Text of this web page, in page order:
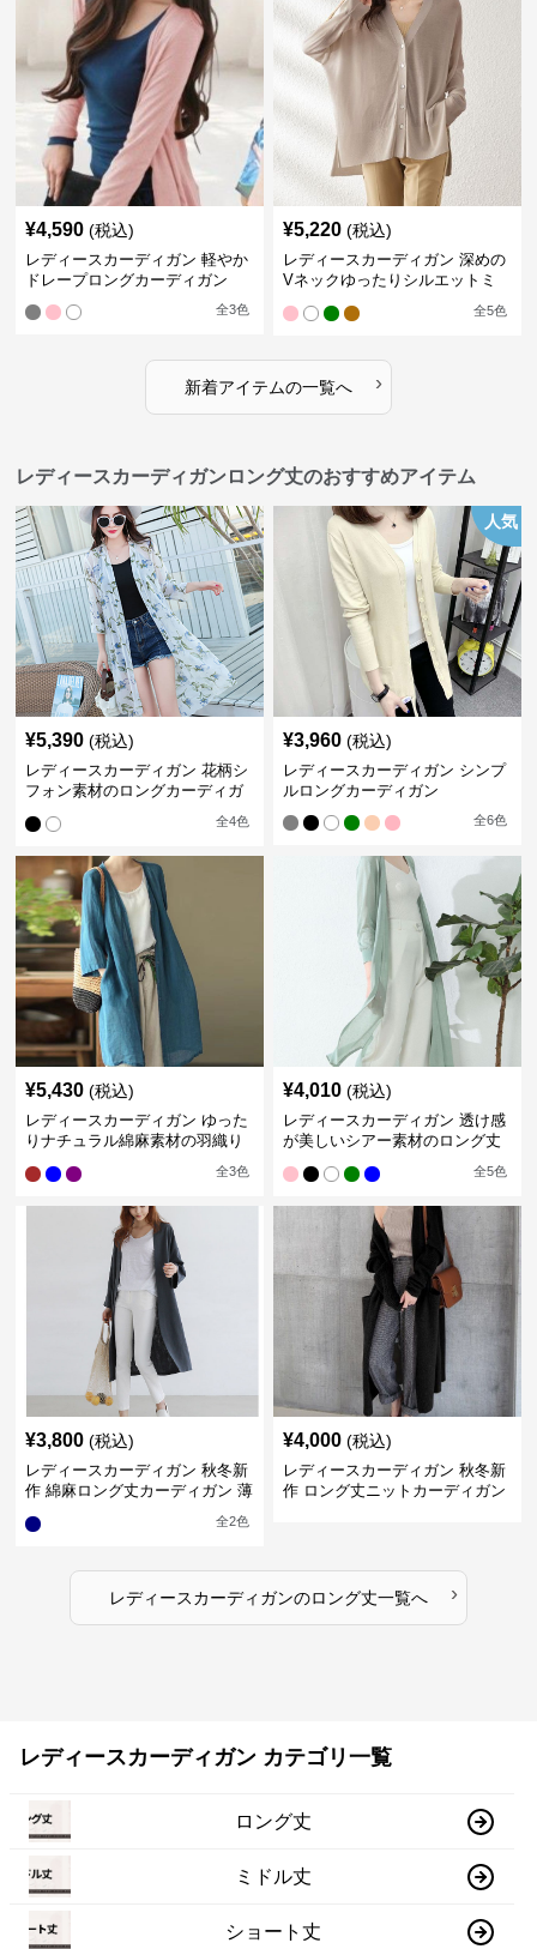
¥4,590 (税込)
レディースカーディガン 軽やか
ドレープロングカーディガン
全3色
¥5,220 (税込)
レディースカーディガン 深めの
Vネックゆったりシルエットミ
全5色
新着アイテムの一覧へ ›
レディースカーディガンロング丈のおすすめアイテム
¥5,390 (税込)
レディースカーディガン 花柄シ
フォン素材のロングカーディガ
全4色
人気
¥3,960 (税込)
レディースカーディガン シンプ
ルロングカーディガン
全6色
¥5,430 (税込)
レディースカーディガン ゆった
りナチュラル綿麻素材の羽織り
全3色
¥4,010 (税込)
レディースカーディガン 透け感
が美しいシアー素材のロング丈
全5色
¥3,800 (税込)
レディースカーディガン 秋冬新
作 綿麻ロング丈カーディガン 薄
全2色
¥4,000 (税込)
レディースカーディガン 秋冬新
作 ロング丈ニットカーディガン
レディースカーディガンのロング丈一覧へ ›
レディースカーディガン カテゴリ一覧
ロング丈
ミドル丈
ショート丈